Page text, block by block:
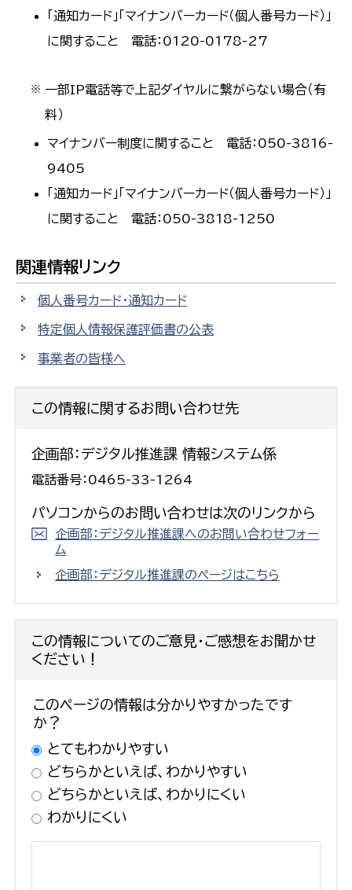
「通知カード」「マイナンバーカード（個人番号カード）」
に関すること 電話：0120-0178-27
※ 一部IP電話等で上記ダイヤルに繋がらない場合（有
料）
マイナンバー制度に関すること 電話：050-3816-
9405
「通知カード」「マイナンバーカード（個人番号カード）」
に関すること 電話：050-3818-1250
関連情報リンク
個人番号カード・通知カード
特定個人情報保護評価書の公表
事業者の皆様へ
この情報に関するお問い合わせ先
企画部：デジタル推進課 情報システム係
電話番号：0465-33-1264
パソコンからのお問い合わせは次のリンクから
企画部：デジタル推進課へのお問い合わせフォー
ム
企画部：デジタル推進課のページはこちら
この情報についてのご意見・ご感想をお聞かせ
ください！
このページの情報は分かりやすかったです
か？
とてもわかりやすい
どちらかといえば、わかりやすい
どちらかといえば、わかりにくい
わかりにくい